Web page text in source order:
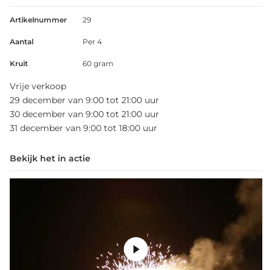
Artikelnummer 29
Aantal Per 4
Kruit 60 gram
Vrije verkoop
29 december van 9:00 tot 21:00 uur
30 december van 9:00 tot 21:00 uur
31 december van 9:00 tot 18:00 uur
Bekijk het in actie